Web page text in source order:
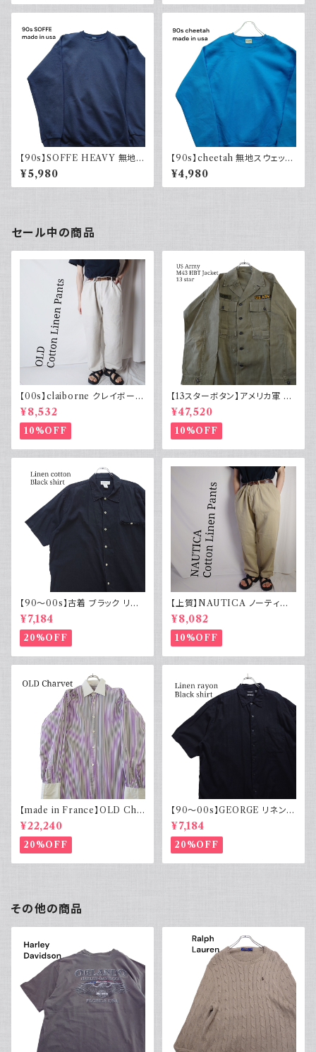
スリーブ USA製 アメリカ古着
リーブ USA製 古着
【90s】SOFFE HEAVY 無地ス
ウェット Plain sweatshirt 90
年代 古着 USA製
¥5,980
【90s】cheetah 無地スウェット
Plain sweatshirt 水色 ライト
ブルー 古着 USA製
¥4,980
セール中の商品
【00s】claiborne クレイボーン
リネンコットンパンツ ツータック
¥8,532
10%OFF
【13スターボタン】アメリカ軍 M
43 HBT ジャケット パッチ 軍物
実物
¥47,520
10%OFF
【90～00s】古着 ブラック リネ
ンコットンシャツ 黒 ボックスシ
ルエット
¥7,184
20%OFF
【上質】NAUTICA ノーティカ
コットンリネンパンツ ツータック
¥8,082
10%OFF
【made in France】OLD Cha
rvet ストライプ 切り替え 紫
¥22,240
20%OFF
【90～00s】GEORGE リネンレ
ーヨンシャツ 黒 ボックスシルエ
ット XL
¥7,184
20%OFF
その他の商品